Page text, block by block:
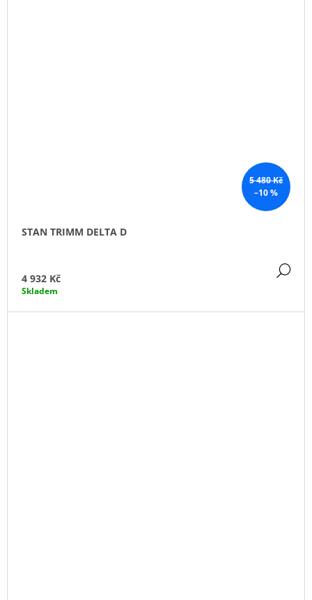
5 480 Kč
–10 %
STAN TRIMM DELTA D
4 932 Kč
Skladem